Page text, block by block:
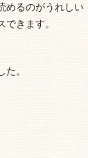
めるのがうれしい
できます。
た。